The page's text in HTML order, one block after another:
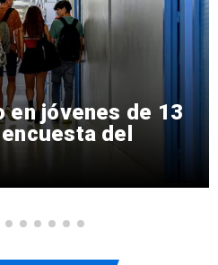
en jóvenes de 13
del